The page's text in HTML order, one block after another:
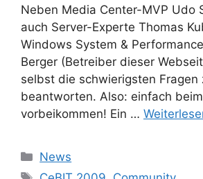
Neben Media Center-MVP Udo
auch Server-Experte Thomas
Windows System &
Berger (Betreiber dieser
selbst die schwierigsten Fragen
beantworten. Also: einfach
vorbeikommen! Ein …
Kategorien
News
Schlagwörter